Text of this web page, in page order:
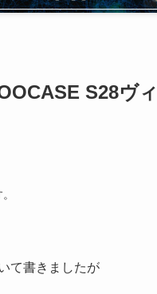
S28ヴ
て書きましたが